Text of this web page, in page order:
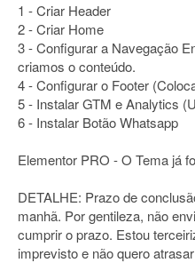
1 - Criar Header
2 - Criar Home
3 - Configurar a Navegação
criamos o conteúdo.
4 - Configurar o Footer
5 - Instalar GTM e Analytics
6 - Instalar Botão Whatsapp
Elementor PRO - O Tema já
DETALHE: Prazo de
manhã. Por gentileza, não
cumprir o prazo. Estou
imprevisto e não quero